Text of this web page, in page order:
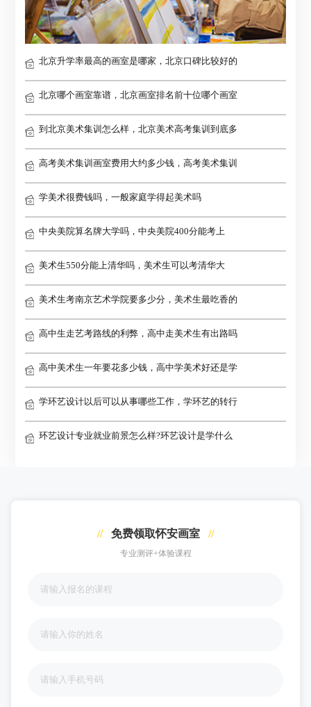
北京升学率最高的画室是哪家，北京口碑比较好的
北京哪个画室靠谱，北京画室排名前十位哪个画室
到北京美术集训怎么样，北京美术高考集训到底多
高考美术集训画室费用大约多少钱，高考美术集训
学美术很费钱吗，一般家庭学得起美术吗
中央美院算名牌大学吗，中央美院400分能考上
美术生550分能上清华吗，美术生可以考清华大
美术生考南京艺术学院要多少分，美术生最吃香的
高中生走艺考路线的利弊，高中走美术生有出路吗
高中美术生一年要花多少钱，高中学美术好还是学
学环艺设计以后可以从事哪些工作，学环艺的转行
环艺设计专业就业前景怎么样?环艺设计是学什么
// 免费领取怀安画室 //
专业测评+体验课程